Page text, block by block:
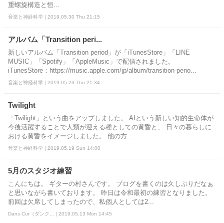
重螺旋構造と恒...
音楽と神経科学 | 2019.05.30 Thu 21:15
アルバム「Transition peri...
新しいアルバム「Transition period」が「iTunesStore」「LINE
MUSIC」「Spotify」「AppleMusic」で配信されました。
iTunesStore：https://music.apple.com/jp/album/transition-perio...
音楽と神経科学 | 2019.05.23 Thu 21:34
Twilight
「Twilight」という曲をアップしました。 AIという新しい知的生命体が
今後活躍することで人類が迎える種としての黄昏と、 日々の暮らしに
おける黄昏をイメージしました。 他の方...
音楽と神経科学 | 2019.05.19 Sun 14:00
5月のスタジオ練習
こんにちは。 ギターの村さんです。 ブログを書くのは久しぶりだなぁ
と思いながら書いております。 昨日は令和最初の練習となりました。
前回は欠席してしまったので、私個人としては2...
Dans Cur（ダンク... | 2019.05.13 Mon 14:45